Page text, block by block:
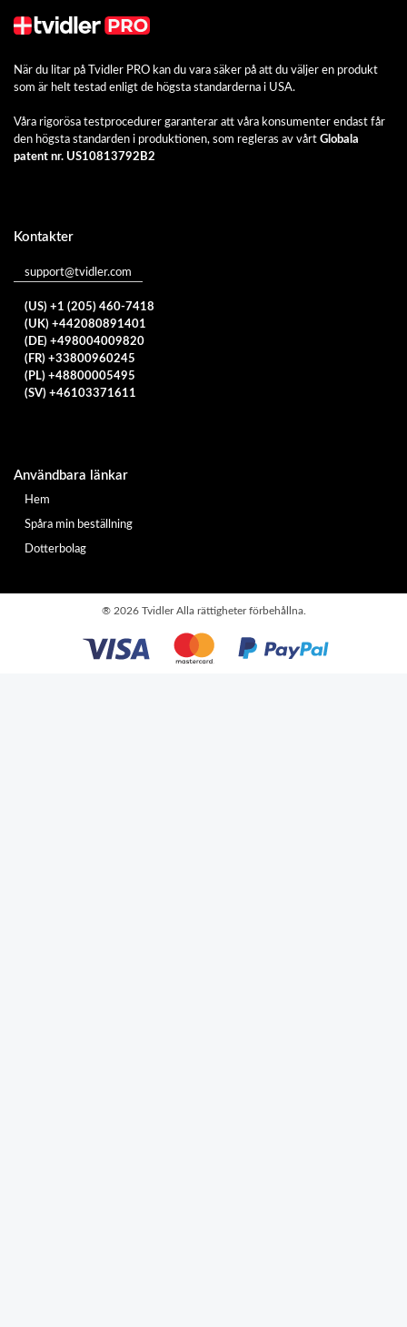
När du litar på Tvidler PRO kan du vara säker på att du väljer en produkt
som är helt testad enligt de högsta standarderna i USA.
Våra rigorösa testprocedurer garanterar att våra konsumenter endast får
den högsta standarden i produktionen, som regleras av vårt Globala
patent nr. US10813792B2
Kontakter
support@tvidler.com
(US) +1 (205) 460-7418
(UK) +442080891401
(DE) +498004009820
(FR) +33800960245
(PL) +48800005495
(SV) +46103371611
Användbara länkar
Hem
Spåra min beställning
Dotterbolag
® 2026 Tvidler Alla rättigheter förbehållna.